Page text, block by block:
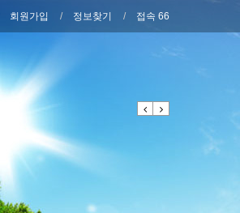
회원가입 정보찾기 접속 66
Previous
Next